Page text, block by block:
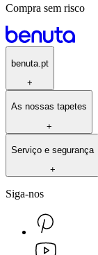
Compra sem risco
benuta.pt
+
As nossas tapetes
+
Serviço e segurança
+
Siga-nos